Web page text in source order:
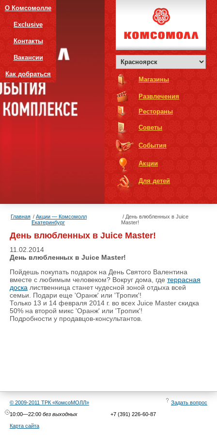
О Комсомолле
Exclusive
Контакты
Вакансии
Как добраться
Магазины
Развлечения
Рестораны
Советы
События
Акции
Для детей
Главная
Акции — Комсомолл
Екатеринбург
День влюбленных в Juice
Master!
День влюбленных в Juice Master!
11.02.2014
День влюбленных в Juice Master!
Пойдешь покупать подарок на День Святого Валентина
вместе с любимым человеком? Вокруг дома, где террасная
доска лиственница станет чудесной зоной отдыха всей
семьи. Подари еще 'Оранж' или 'Тропик'!
Только 13 и 14 февраля 2014 г. во всех Juice Master скидка
50% на второй микс 'Оранж' или 'Тропик'!
Подробности у продавцов-консультантов.
© 2009-2011 ТРК «КомсоМОЛЛ»
Задать вопрос
10:00—22:00 без выходных
+7 (391) 226-60-87
Карта сайта